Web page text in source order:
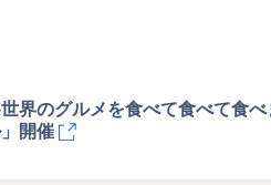
世界のグルメを食べて食べて食
開催